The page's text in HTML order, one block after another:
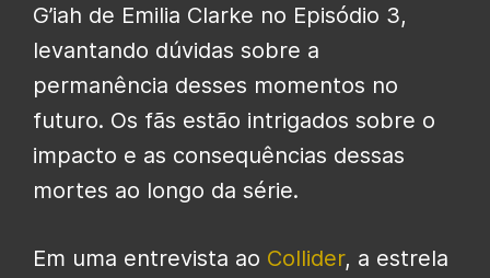
G’iah de Emilia Clarke no Episódio 3,
levantando dúvidas sobre a
permanência desses momentos no
futuro. Os fãs estão intrigados sobre o
impacto e as consequências dessas
mortes ao longo da série.
Em uma entrevista ao Collider, a estrela